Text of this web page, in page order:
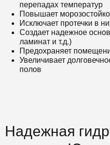
перепадах температур
Повышает
Исключает протечки в
Создает надежное
ламинат и т.д.)
Предохраняет
Увеличивает
полов
Надежная